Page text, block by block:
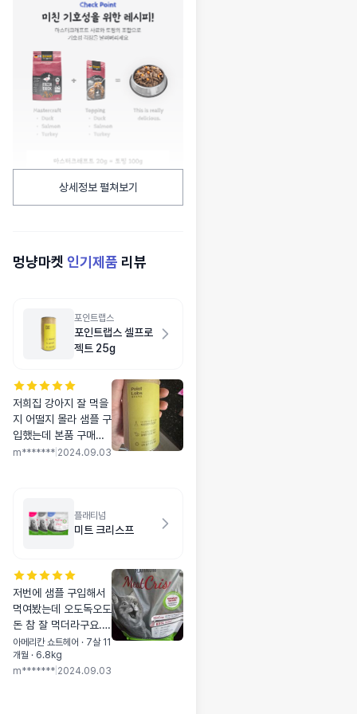
상세정보 펼쳐보기
멍냥마켓 인기제품 리뷰
포인트랩스
포인트랩스 셀프로
젝트 25g
저희집 강아지 잘 먹을
지 어떨지 몰라 샘플 구
입했는데 본품 구매해
도 되겠어요 ㅎㅎ너무
m******* 2024.09.03
플래티넘
미트 크리스프
저번에 샘플 구입해서
먹여봤는데 오도독오도
돈 참 잘 먹더라구요.
가격이 사악하긴 하지
만 너무 좋아해서 이번
엔 큰 것으로 주문했어
아메리칸 쇼트헤어 · 7살 11
개월 · 6.8kg
m******* 2024.09.03